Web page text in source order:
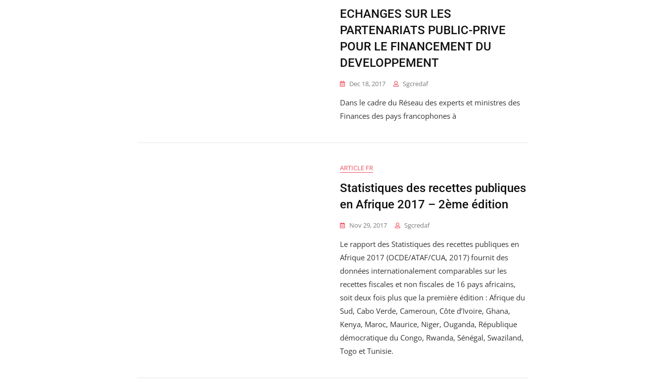
ECHANGES SUR LES
PARTENARIATS PUBLIC-PRIVE
POUR LE FINANCEMENT DU
DEVELOPPEMENT
Dec 18, 2017 Sgcredaf
Dans le cadre du Réseau des experts et ministres des
Finances des pays francophones à
ARTICLE FR
Statistiques des recettes publiques
en Afrique 2017 – 2ème édition
Nov 29, 2017 Sgcredaf
Le rapport des Statistiques des recettes publiques en
Afrique 2017 (OCDE/ATAF/CUA, 2017) fournit des
données internationalement comparables sur les
recettes fiscales et non fiscales de 16 pays africains,
soit deux fois plus que la première édition : Afrique du
Sud, Cabo Verde, Cameroun, Côte d’Ivoire, Ghana,
Kenya, Maroc, Maurice, Niger, Ouganda, République
démocratique du Congo, Rwanda, Sénégal, Swaziland,
Togo et Tunisie.